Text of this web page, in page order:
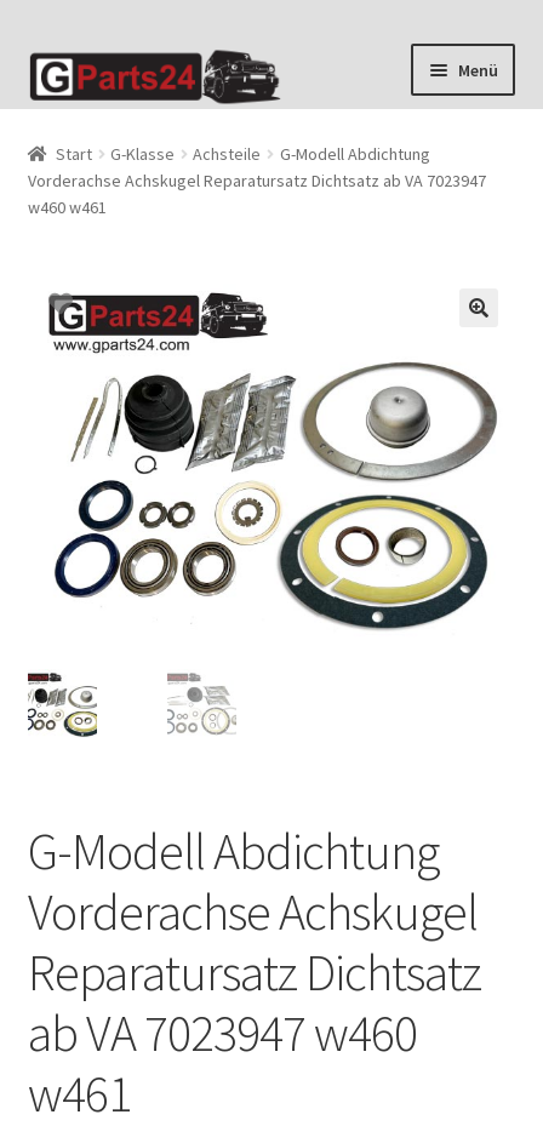
Zur
Navigation
Zum
Inhalt
Menü
Start G-Klasse Achsteile
G-Modell Abdichtung
Vorderachse Achskugel Reparatursatz Dichtsatz ab VA 7023947
w460 w461
G-Modell Abdichtung
Vorderachse Achskugel
Reparatursatz Dichtsatz
ab VA 7023947 w460
w461